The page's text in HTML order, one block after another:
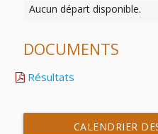
Aucun départ disponible.
DOCUMENTS
Résultats
CALENDRIER